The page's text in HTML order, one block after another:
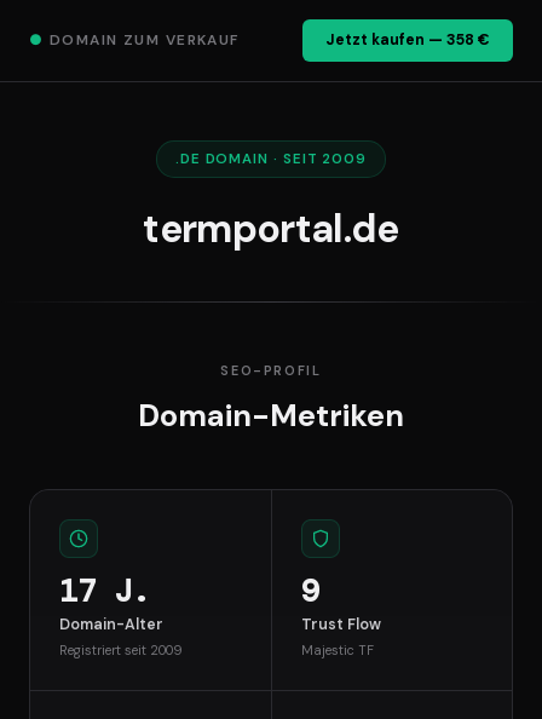
● DOMAIN ZUM VERKAUF Jetzt kaufen — 358 €
.DE DOMAIN · SEIT 2009
termportal.de
SEO-PROFIL
Domain-Metriken
17 J.
Domain-Alter
Registriert seit 2009
9
Trust Flow
Majestic TF